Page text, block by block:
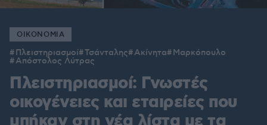
ΟΙΚΟΝΟΜΙΑ
Πλειστηριασμοί Τσάνταλης Ακίνητα Μαρκόπουλο
Απόστολος Λύτρας
Πλειστηριασμοί: Γνωστές
οικογένειες και εταιρείες που